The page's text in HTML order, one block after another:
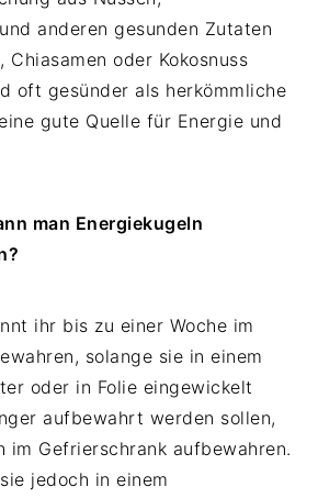
anderen gesunden Zutaten
oder Kokosnuss
oft gesünder als herkömmliche
gute Quelle für Energie und
man Energiekugeln
ihr bis zu einer Woche im
solange sie in einem
oder in Folie eingewickelt
aufbewahrt werden sollen,
im Gefrierschrank aufbewahren.
jedoch in einem